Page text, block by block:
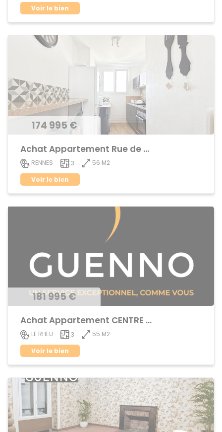
Voir le bien
174 995 €
Achat Appartement Rue de Nantes
RENNES 3
56 M2
Voir le bien
181 995 €
Achat Appartement CENTRE BOURG
LE RHEU 3
55 M2
Voir le bien